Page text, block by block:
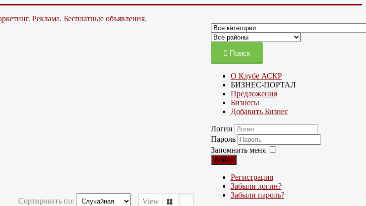
Реклама. Бесплатные объявления.
Сортировать по: View
Поиск
О Клубе АСКР
БИЗНЕС-ПОРТАЛ
Предложения
Бизнесы
Добавить Бизнес
Логин
Пароль
Запомнить меня
Войти
Регистрация
Забыли логин?
Забыли пароль?